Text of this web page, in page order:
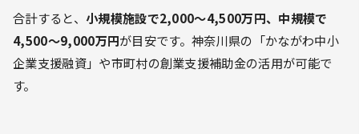
合計すると、 小規模施設で2,000〜4,500万円、中規模で
4,500〜9,000万円が目安です。神奈川県の「かながわ中小
企業支援融資」や市町村の創業支援補助金の活用が可能で
す。